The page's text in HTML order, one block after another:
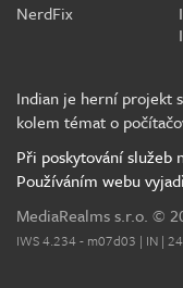
NerdFix
Indian je herní projekt
kolem témat o
Při poskytování služeb
Používáním webu
MediaRealms s.r.o. ©
IWS 4.234 - m07d03 | IN |